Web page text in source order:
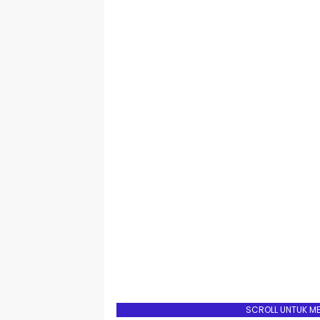
SCROLL UNTUK